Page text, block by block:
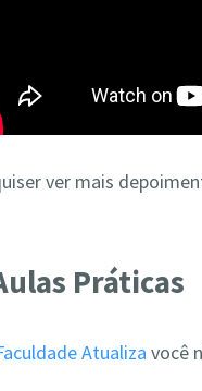
ver mais
Práticas
Atualiza você